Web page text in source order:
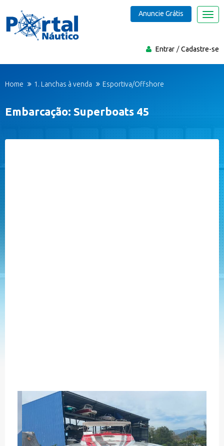
Entrar Cadastre-se
Anuncie Grátis
Home 1. Lanchas à venda Esportiva/Offshore
Embarcação: Superboats 45